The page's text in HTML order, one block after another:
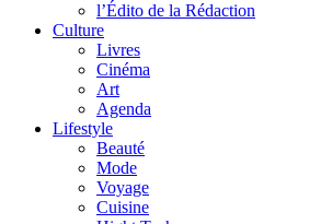
l’Édito de la Rédaction
Culture
Livres
Cinéma
Art
Agenda
Lifestyle
Beauté
Mode
Voyage
Cuisine